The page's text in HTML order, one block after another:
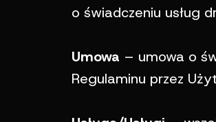
o świadczeniu usług
Umowa – umowa o
Regulaminu przez